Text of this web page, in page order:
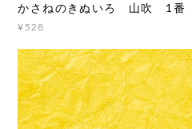
かさねのきぬいろ 山吹 1番
¥528